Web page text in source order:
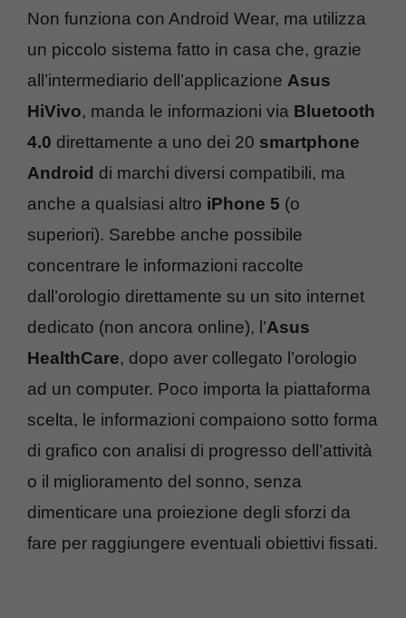
Non funziona con Android Wear, ma utilizza
un piccolo sistema fatto in casa che, grazie
all’intermediario dell’applicazione Asus
HiVivo, manda le informazioni via Bluetooth
4.0 direttamente a uno dei 20 smartphone
Android di marchi diversi compatibili, ma
anche a qualsiasi altro iPhone 5 (o
superiori). Sarebbe anche possibile
concentrare le informazioni raccolte
dall’orologio direttamente su un sito internet
dedicato (non ancora online), l’Asus
HealthCare, dopo aver collegato l’orologio
ad un computer. Poco importa la piattaforma
scelta, le informazioni compaiono sotto forma
di grafico con analisi di progresso dell’attività
o il miglioramento del sonno, senza
dimenticare una proiezione degli sforzi da
fare per raggiungere eventuali obiettivi fissati.